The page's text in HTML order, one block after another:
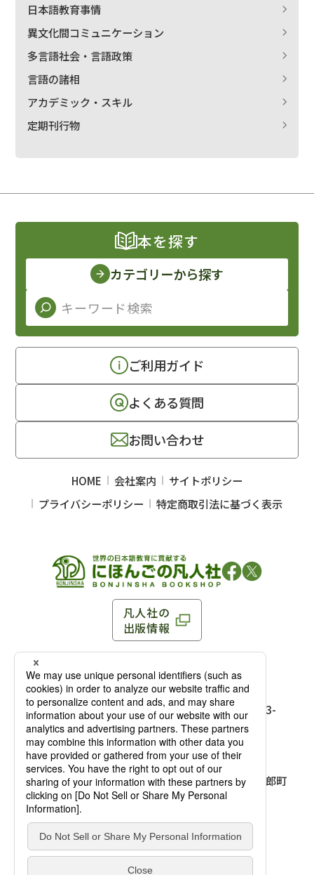
日本語教育事情
異文化間コミュニケーション
多言語社会・言語政策
言語の諸相
アカデミック・スキル
定期刊行物
凡人社の
出版情報
〒102-0093 東京都千代田区平河町 1-3-13 8F
TEL：03-3263-3959／FAX：03-3263-3116
麹町店
〒102-0093 東京都千代田区平河町1-3-
13 8F［アクセス］
TEL：03-3239-8673／FAX：03-3263-
3116
大阪店
〒541-0056 大阪府大阪市中央区久太郎町
4-2-10
大西ビルディング 1階［
TEL：06-4256-2684／FAX：03-6733-
7887
本を探す
カテゴリーから探す
ご利用ガイド
よくある質問
お問い合わせ
HOME 会社案内
サイトポリシー
プライバシーポリシー
特定商取引法に基づく表示